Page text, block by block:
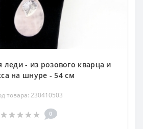
леди - из розового кварца и
на шнуре - 54 см
товара: 230410503
0